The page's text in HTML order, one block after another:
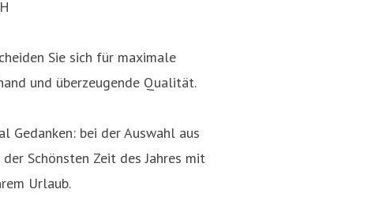
Sie sich für maximale
und überzeugende Qualität.
Gedanken: bei der Auswahl aus
Schönsten Zeit des Jahres mit
Urlaub.